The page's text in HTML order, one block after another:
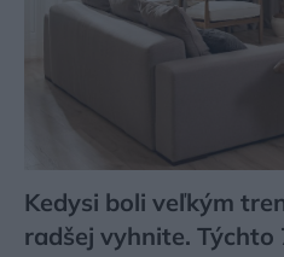
Kedysi boli veľkým
radšej vyhnite. Týchto